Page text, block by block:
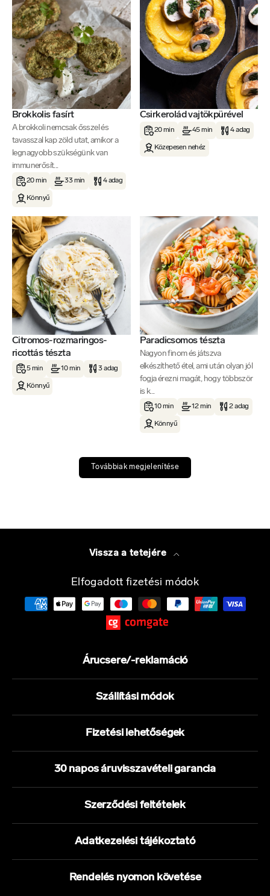
Brokkolis fasírt
A brokkoli nemcsak ősszel és
tavasszal kap zöld utat, amikor a
legnagyobb szükségünk van
immunerősít...
20 min 33 min 4 adag
Könnyű
Csirkerolád vajtökpürével
20 min 45 min 4 adag
Közepesen nehéz
Citromos-rozmaringos-
ricottás tészta
5 min 10 min 3 adag
Könnyű
Paradicsomos tészta
Nagyon finom és játszva
elkészíthető étel, ami után olyan jól
fogja érezni magát, hogy többször
is k...
10 min 12 min 2 adag
Könnyű
Továbbiak megjelenítése
Vissza a tetejére
Elfogadott fizetési módok
Árucsere/-reklamáció
Szállítási módok
Fizetési lehetőségek
30 napos áruvisszavételi garancia
Szerződési feltételek
Adatkezelési tájékoztató
Rendelés nyomon követése